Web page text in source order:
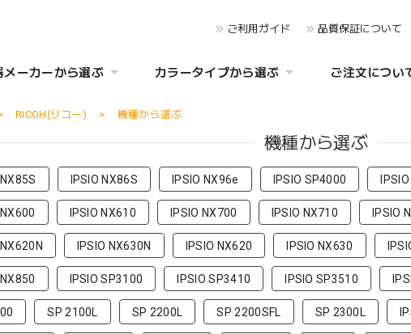
ご利用ガイド 品質保証について
メーカーから選ぶ カラータイプから選ぶ ご注文につい
RICOH(リコー) 機種から選ぶ
機種から選ぶ
IPSIO NX86S IPSIO NX96e IPSIO SP4000
NX600 IPSIO NX610 IPSIO NX700 IPSIO NX710 IPSIO
NX620N IPSIO NX630N IPSIO NX620 IPSIO NX630
NX850 IPSIO SP3100 IPSIO SP3410 IPSIO SP3510
SP 2100L SP 2200L SP 2200SFL SP 2300L